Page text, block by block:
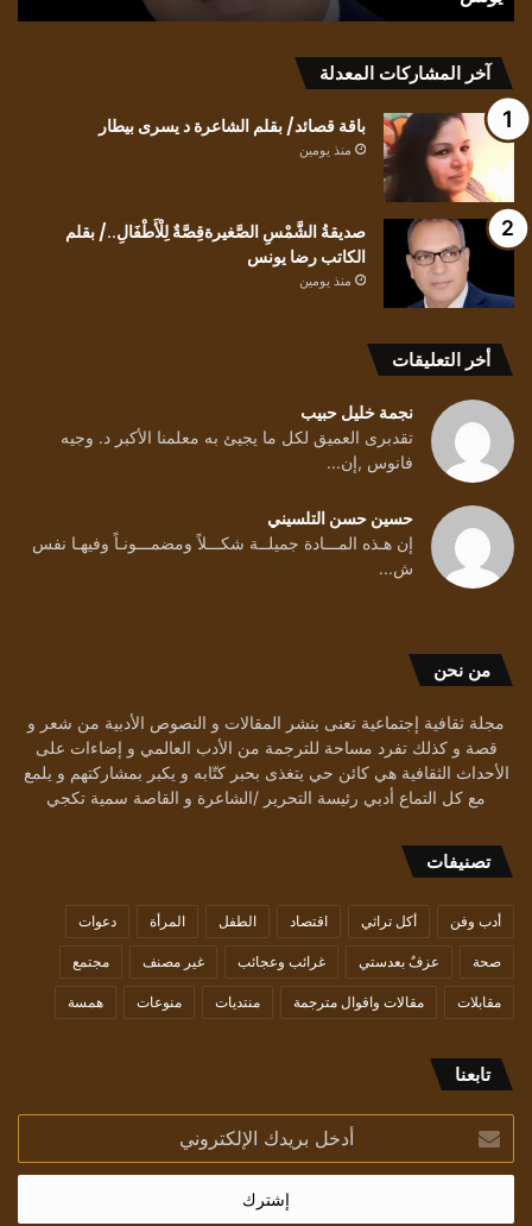
آخر المشاركات المعدلة
باقة قصائد/ بقلم الشاعرة د يسرى بيطار
منذ يومين
صديقةُ الشَّمْسِ الصَّغيرةقِصَّةٌ لِلْأَطْفَالِ../ بقلم
الكاتب رضا يونس
منذ يومين
أخر التعليقات
نجمة خليل حبيب
تقدبرى العميق لكل ما يجيئ به معلمنا الأكبر د. وجيه
فانوس ,إن...
حسين حسن التلسيني
إن هـذه المـــادة جميلــة شكـــلاً ومضمـــونـاً وفيهـا نفس
ش...
من نحن
مجلة ثقافية إجتماعية تعنى بنشر المقالات و النصوص الأدبية من شعر و
قصة و كذلك تفرد مساحة للترجمة من الأدب العالمي و إضاءات على
الأحداث الثقافية هي كائن حي يتغذى بحبر كتّابه و يكبر بمشاركتهم و يلمع
مع كل التماع أدبي رئيسة التحرير /الشاعرة و القاصة سمية تكجي
تصنيفات
أدب وفن أكل تراثي اقتصاد الطفل المرأة دعوات
صحة عزفٌ بعدستي غرائب وعجائب غير مصنف مجتمع
مقابلات مقالات واقوال مترجمة منتديات منوعات همسة
تابعنا
بريدك
الإلكتروني